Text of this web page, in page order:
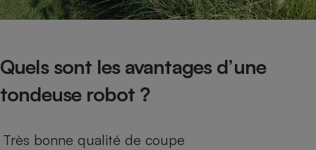
Quels sont les avantages d’une
tondeuse robot ?
Très bonne qualité de coupe